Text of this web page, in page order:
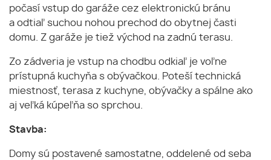
počasí vstup do garáže cez elektronickú bránu
a odtiaľ suchou nohou prechod do obytnej časti
domu. Z garáže je tiež východ na zadnú terasu.
Zo zádveria je vstup na chodbu odkiaľ je voľne
prístupná kuchyňa s obývačkou. Poteší technická
miestnosť, terasa z kuchyne, obývačky a spálne ako
aj veľká kúpeľňa so sprchou.
Stavba:
Domy sú postavené samostatne, oddelené od seba